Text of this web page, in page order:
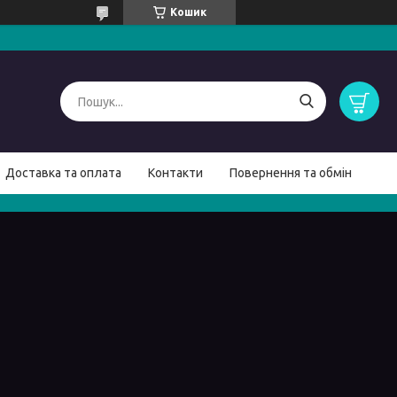
Кошик
Доставка та оплата Контакти Повернення та обмін